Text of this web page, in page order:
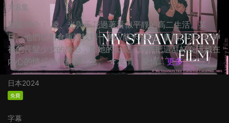
共8集
影集簡介： 凌、光與千花過著看似平靜的高二生活。某
日，他們從舊倉庫裡找到一卷八釐米底片，畫面浮現一位神
祕的長髮少女的身影，而她的出現，也將把這群好友隱藏在
內心的情感徹底翻湧而出。 ☆友情、愛情... 更多
日本2024
免費
字幕